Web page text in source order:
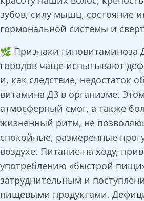
зубов, силу мышц, состояние
гормональной системы и
🌿 Признаки
городов чаще испытывают
и, как следствие, недостаток
витамина Д3 в организме.
атмосферный смог, а также
жизненный ритм, не
спокойные, размеренные
воздухе. Питание на ходу,
употреблению «быстрой
затруднительным и
пищевыми продуктами.